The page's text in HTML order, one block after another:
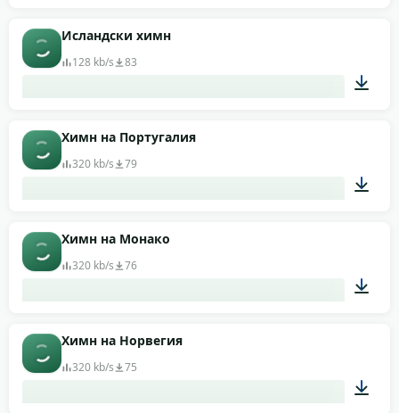
Исландски химн
128 kb/s 83
Химн на Португалия
320 kb/s 79
Химн на Монако
320 kb/s 76
Химн на Норвегия
320 kb/s 75